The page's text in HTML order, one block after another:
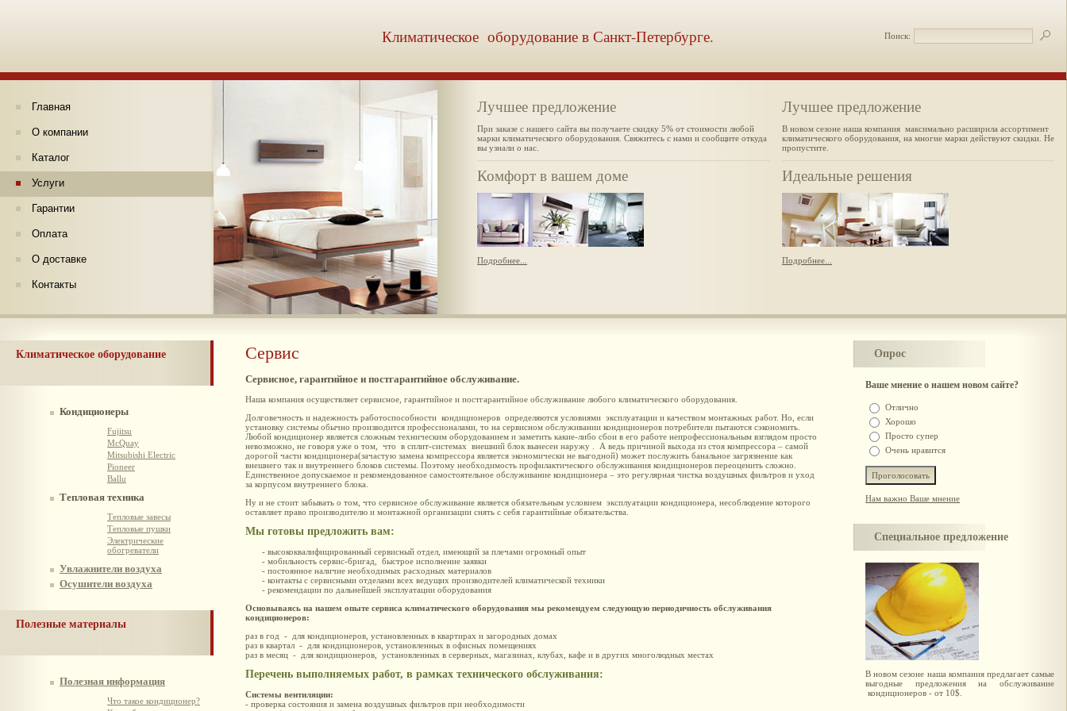
Климатическое оборудование в Санкт-Петербурге. Поиск:
Главная
О компании
Каталог
Услуги
Гарантии
Оплата
О доставке
Контакты
Лучшее предложение
При заказе с нашего сайта вы получаете скидку 5% от стоимости любой
марки климатического оборудования. Свяжитесь с нами и сообщите откуда
вы узнали о нас.
Комфорт в вашем доме
Подробнее...
Лучшее предложение
В новом сезоне наша компания максимально расширила ассортимент
климатического оборудования, на многие марки действуют скидки. Не
пропустите.
Идеальные решения
Подробнее...
Климатическое оборудование
Кондиционеры
Fujitsu
McQuay
Mitsubishi Electric
Pioneer
Ballu
Тепловая техника
Тепловые завесы
Тепловые пушки
Электрические
обогреватели
Увлажнители воздуха
Осушители воздуха
Полезные материалы
Полезная информация
Что такое кондиционер?
Сервис
Сервисное, гарантийное и постгарантийное обслуживание.
Наша компания осуществляет сервисное, гарантийное и постгарантийное обслуживание любого климатического оборудования.
Долговечность и надежность работоспособности кондиционеров определяются условиями эксплуатации и качеством монтажных работ. Но, если
установку системы обычно производится профессионалами, то на сервисном обслуживании кондиционеров потребители пытаются сэкономить.
Любой кондиционер является сложным техническим оборудованием и заметить какие-либо сбои в его работе непрофессиональным взглядом просто
невозможно, не говоря уже о том, что в сплит-системах внешний блок вынесен наружу . А ведь причиной выхода из стоя компрессора – самой
дорогой части кондиционера(зачастую замена компрессора является экономически не выгодной) может послужить банальное загрязнение как
внешнего так и внутреннего блоков системы. Поэтому необходимость профилактического обслуживания кондиционеров переоценить сложно.
Единственное допускаемое и рекомендованное самостоятельное обслуживание кондиционера – это регулярная чистка воздушных фильтров и уход
за корпусом внутреннего блока.
Ну и не стоит забывать о том, что сервисное обслуживание является обязательным условием эксплуатации кондиционера, несоблюдение которого
оставляет право производителю и монтажной организации снять с себя гарантийные обязательства.
Мы готовы предложить вам:
- высококвалифицированный сервисный отдел, имеющий за плечами огромный опыт
- мобильность сервис-бригад, быстрое исполнение заявки
- постоянное наличие необходимых расходных материалов
- контакты с сервисными отделами всех ведущих производителей климатической техники
- рекомендации по дальнейшей эксплуатации оборудования
Основываясь на нашем опыте сервиса климатического оборудования мы рекомендуем следующую периодичность обслуживания
кондиционеров:
раз в год - для кондиционеров, установленных в квартирах и загородных домах
раз в квартал - для кондиционеров, установленных в офисных помещениях
раз в месяц - для кондиционеров, установленных в серверных, магазинах, клубах, кафе и в других многолюдных местах
Перечень выполняемых работ, в рамках технического обслуживания:
Системы вентиляции:
- проверка состояния и замена воздушных фильтров при необходимости
Опрос
Ваше мнение о нашем новом сайте?
Отлично
Хорошо
Просто супер
Очень нравится
Нам важно Ваше мнение
Специальное предложение
В новом сезоне наша компания предлагает самые
выгодные предложения на обслуживание
кондиционеров - от 10$.